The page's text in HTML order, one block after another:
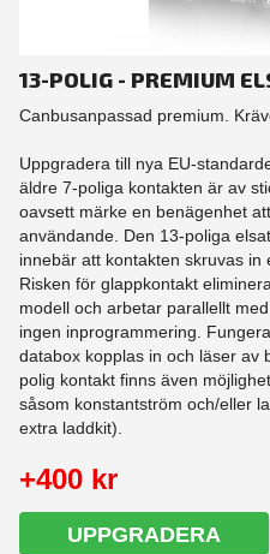
13-POLIG - PREMIUM
Canbusanpassad premium.
Uppgradera till nya EU-
äldre 7-poliga kontakten är av
oavsett märke en benägenhet
användande. Den 13-poliga
innebär att kontakten skruvas in
Risken för glappkontakt
modell och arbetar parallellt
ingen inprogrammering.
databox kopplas in och läser av
polig kontakt finns även
såsom konstantström och/eller
extra laddkit).
+400 kr
UPPGRADERA